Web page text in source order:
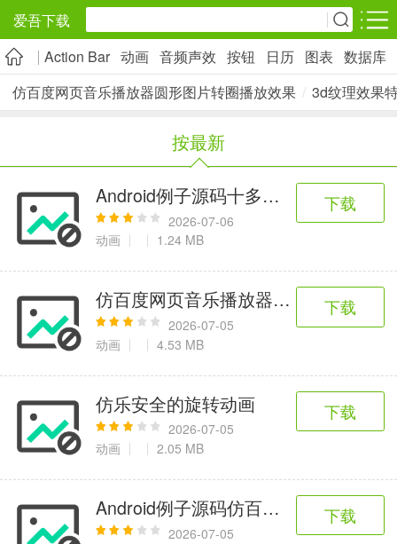
爱吾下载
安卓应用 安卓游戏
旅游出行
社交通讯
2千+款应用
影音播放
实用工具
2万+款应用
金融理财
2百+款应用
网上购物
资讯阅读
1万+款应用
学习办公
3万+款应用
生活服务
2万+款应用
医疗健康
6千+款应用
母婴育儿
2百+款应用
趣味娱乐
3千+款应用
9百+款应用
Action Bar 动画 音频声效 按钮 日历 图表 数据库
仿百度网页音乐播放器圆形图片转圈播放效果 / 3d纹理效果
按最新
Android例子源码十多种动画效果集合
2026-07-06
动画
1.24 MB
下载
仿百度网页音乐播放器圆形图片转圈
2026-07-05
动画
4.53 MB
下载
仿乐安全的旋转动画
2026-07-05
动画
2.05 MB
下载
Android例子源码仿百度网页音乐播放
2026-07-05
下载